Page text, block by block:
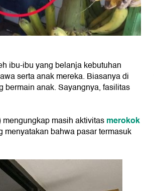
ibu-ibu yang belanja kebutuhan
serta anak mereka. Biasanya di
bermain anak. Sayangnya, fasilitas
masih aktivitasmerokok
menyatakan bahwa pasar termasuk